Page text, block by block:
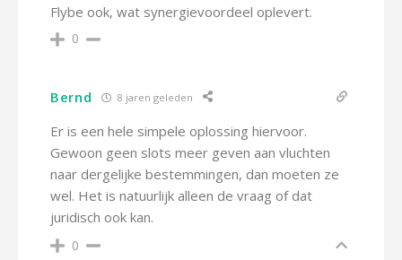
Flybe ook, wat synergievoordeel oplevert.
0
Bernd 8 jaren geleden
Er is een hele simpele oplossing hiervoor.
Gewoon geen slots meer geven aan vluchten
naar dergelijke bestemmingen, dan moeten ze
wel. Het is natuurlijk alleen de vraag of dat
juridisch ook kan.
0